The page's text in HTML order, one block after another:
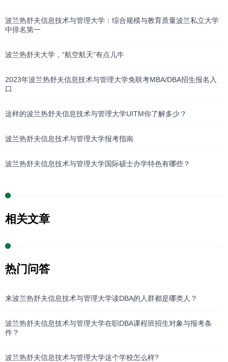
波兰热舒夫信息技术与管理大学：综合规模与教育质量波兰私立大学
中排名第一
波兰热舒夫大学，“航空航天”有点儿牛
2023年波兰热舒夫信息技术与管理大学免联考MBA/DBA招生报名入
口
这样的波兰热舒夫信息技术与管理大学UITM你了解多少？
波兰热舒夫信息技术与管理大学报考指南
波兰热舒夫信息技术与管理大学国际硕士办学特色有哪些？
相关文章
热门问答
来波兰热舒夫信息技术与管理大学读DBA的人群都是哪类人？
波兰热舒夫信息技术与管理大学在职DBA课程班招生对象与报考条
件？
波兰热舒夫信息技术与管理大学这个学校怎么样?